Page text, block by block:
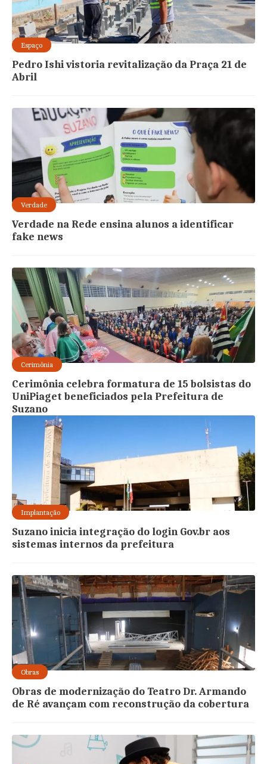
Espaço
Pedro Ishi vistoria revitalização da Praça 21 de
Abril
Verdade
Verdade na Rede ensina alunos a identificar
fake news
Cerimônia
Cerimônia celebra formatura de 15 bolsistas do
UniPiaget beneficiados pela Prefeitura de
Suzano
Implantação
Suzano inicia integração do login Gov.br aos
sistemas internos da prefeitura
Obras
Obras de modernização do Teatro Dr. Armando
de Ré avançam com reconstrução da cobertura